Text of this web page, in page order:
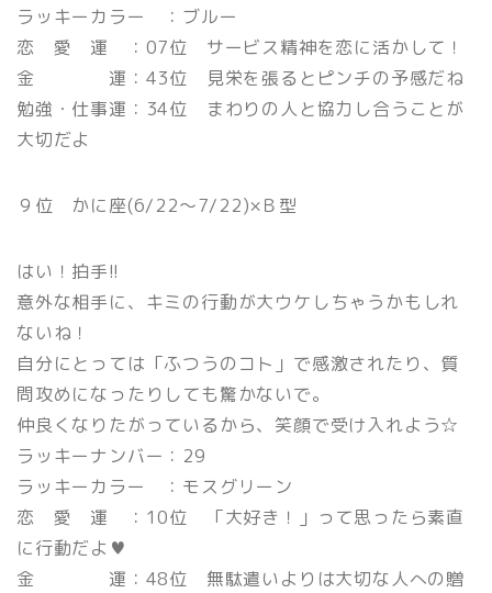
ラッキーカラー ：ブルー
恋 愛 運 ：07位 サービス精神を恋に活かして！
金 運：43位 見栄を張るとピンチの予感だね
勉強・仕事運：34位 まわりの人と協力し合うことが
大切だよ
９位 かに座(6/22〜7/22)×Ｂ型
はい！拍手!!
意外な相手に、キミの行動が大ウケしちゃうかもしれ
ないね！
自分にとっては「ふつうのコト」で感激されたり、質
問攻めになったりしても驚かないで。
仲良くなりたがっているから、笑顔で受け入れよう☆
ラッキーナンバー：29
ラッキーカラー ：モスグリーン
恋 愛 運 ：10位 「大好き！」って思ったら素直
に行動だよ♥
金 運：48位 無駄遣いよりは大切な人への贈